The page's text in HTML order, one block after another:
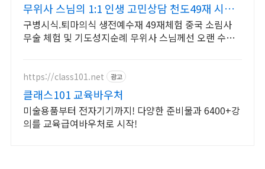
무위사 스님의 1:1 인생 고민상담 천도49재 시다
림
구병시식.퇴마의식 생전예수재 49재체험 중국 소림사
무술 체험 및 기도성지순례 무위사 스님께선 오랜 수행
https://class101.net 광고
클래스101 교육바우처
미술용품부터 전자기기까지! 다양한 준비물과 6400+강
의를 교육급여바우처로 시작!